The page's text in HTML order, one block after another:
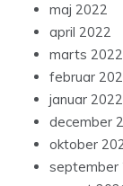
maj 2022
april 2022
marts 2022
februar
januar 2022
december
oktober
september